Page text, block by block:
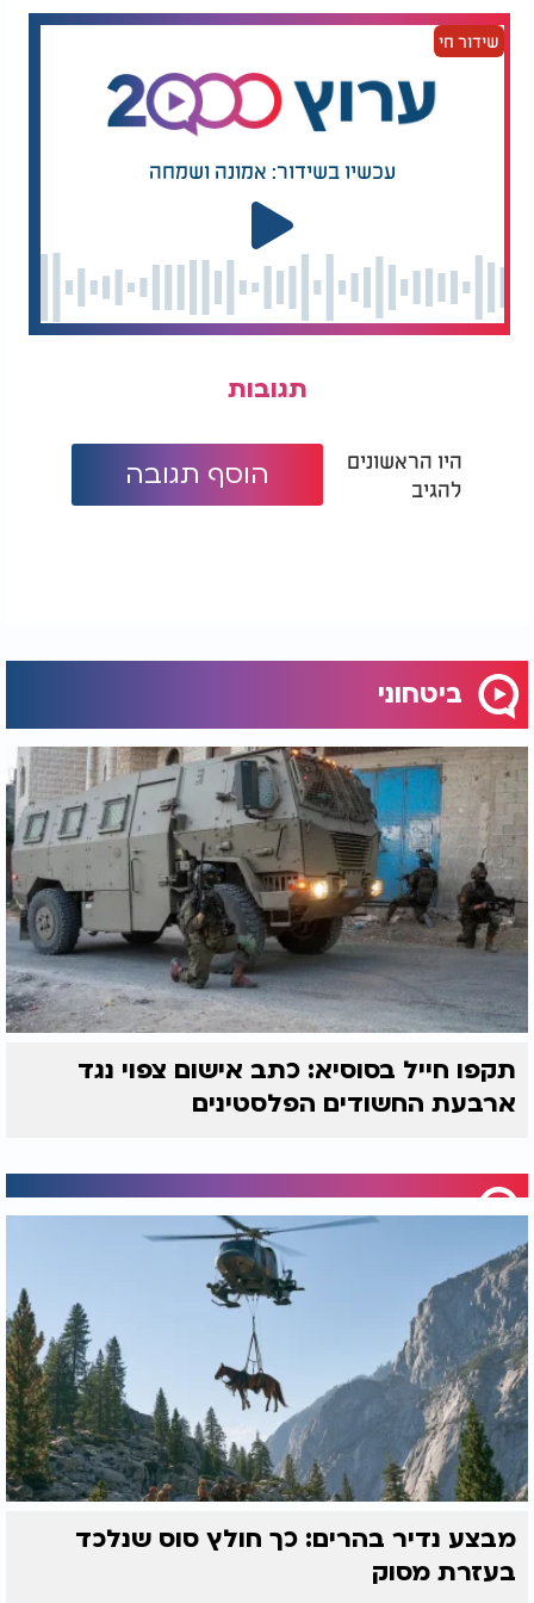
שידור חי
עכשיו בשידור: אמונה ושמחה
תגובות
היו הראשונים
להגיב
הוסף תגובה
ביטחוני
תקפו חייל בסוסיא: כתב אישום צפוי נגד
ארבעת החשודים הפלסטינים
מבצע נדיר בהרים: כך חולץ סוס שנלכד
בעזרת מסוק